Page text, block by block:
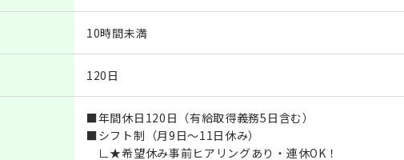
10時間未満
120日
■年間休日120日（有給取得義務5日含む）
■シフト制（月9日～11日休み）
∟★希望休み事前ヒアリングあり・連休OK！